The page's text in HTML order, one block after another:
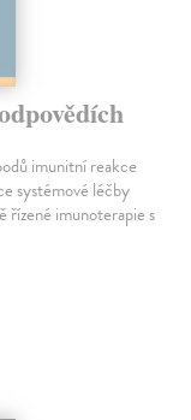
imunitní reakce
systémové léčby
řízené imunoterapie s